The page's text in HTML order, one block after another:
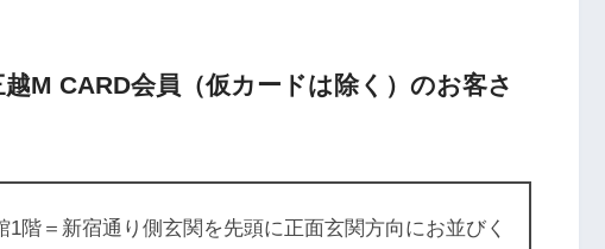
M CARD会員（仮カードは除く）のお客さ
1階＝新宿通り側玄関を先頭に正面玄関方向にお並びく